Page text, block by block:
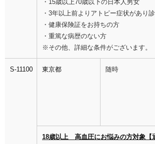
・15歳以上70歳以下の日本人男女
・3年以上前よりアトピー症状があり
・健康保険証をお持ちの方
・重篤な病歴のない方
※その他、詳細な条件がございます。
S-11100 東京都 随時
18歳以上 高血圧にお悩みの方対象【